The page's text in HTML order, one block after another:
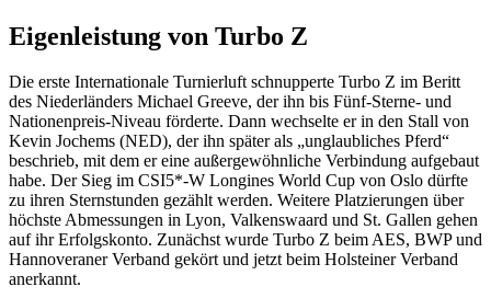
Eigenleistung von Turbo Z
Die erste Internationale Turnierluft schnupperte Turbo Z im Beritt
des Niederländers Michael Greeve, der ihn bis Fünf-Sterne- und
Nationenpreis-Niveau förderte. Dann wechselte er in den Stall von
Kevin Jochems (NED), der ihn später als „unglaubliches Pferd“
beschrieb, mit dem er eine außergewöhnliche Verbindung aufgebaut
habe. Der Sieg im CSI5*-W Longines World Cup von Oslo dürfte
zu ihren Sternstunden gezählt werden. Weitere Platzierungen über
höchste Abmessungen in Lyon, Valkenswaard und St. Gallen gehen
auf ihr Erfolgskonto. Zunächst wurde Turbo Z beim AES, BWP und
Hannoveraner Verband gekört und jetzt beim Holsteiner Verband
anerkannt.